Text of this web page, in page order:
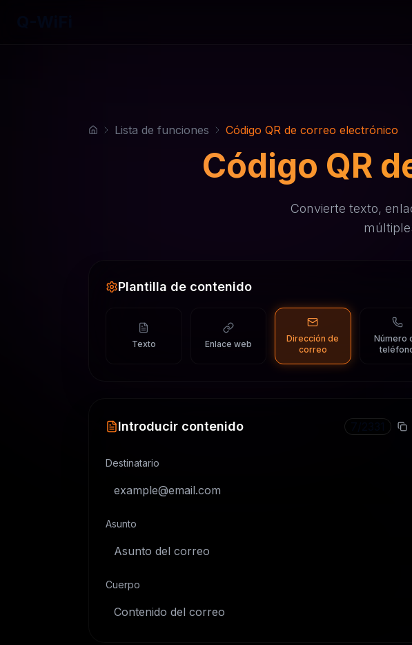
Lista de funciones Código QR de correo electrónico
Código QR
Convierte texto,
Plantilla de contenido
Texto Enlace web
Dirección de
correo
Número
Introducir contenido
Destinatario
Asunto
Cuerpo